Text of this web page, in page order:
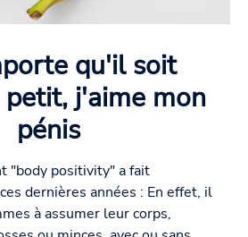
qu'il soit
j'aime mon
pénis
"body positivity" a fait
dernières années : En effet, il
à assumer leur corps,